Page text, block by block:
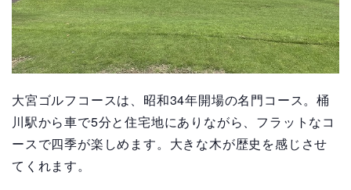
大宮ゴルフコースは、昭和34年開場の名門コース。桶
川駅から車で5分と住宅地にありながら、フラットなコ
ースで四季が楽しめます。大きな木が歴史を感じさせ
てくれます。